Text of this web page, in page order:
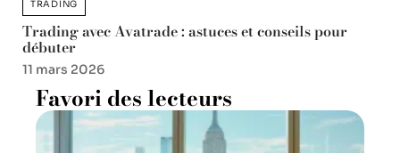
TRADING
Trading avec Avatrade : astuces et conseils pour
débuter
11 mars 2026
Favori des lecteurs